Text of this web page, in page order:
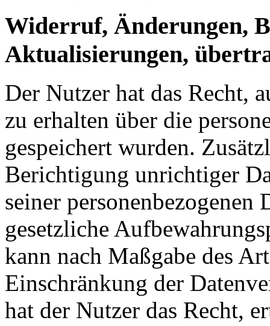
Widerruf, Änderungen,
Aktualisierungen,
Der Nutzer hat das Recht,
zu erhalten über die
gespeichert wurden.
Berichtigung unrichtiger
seiner personenbezogenen
gesetzliche
kann nach Maßgabe des
Einschränkung der
hat der Nutzer das Recht,